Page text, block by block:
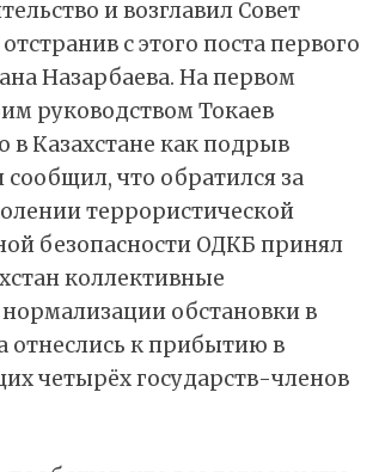
и возглавил Совет
с этого поста первого
Назарбаева. На первом
руководством Токаев
в Казахстане как подрыв
сообщил, что обратился за
террористической
безопасности ОДКБ принял
коллективные
обстановки в
отнеслись к прибытию в
четырёх государств-членов